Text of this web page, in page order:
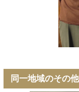
同一地域のその